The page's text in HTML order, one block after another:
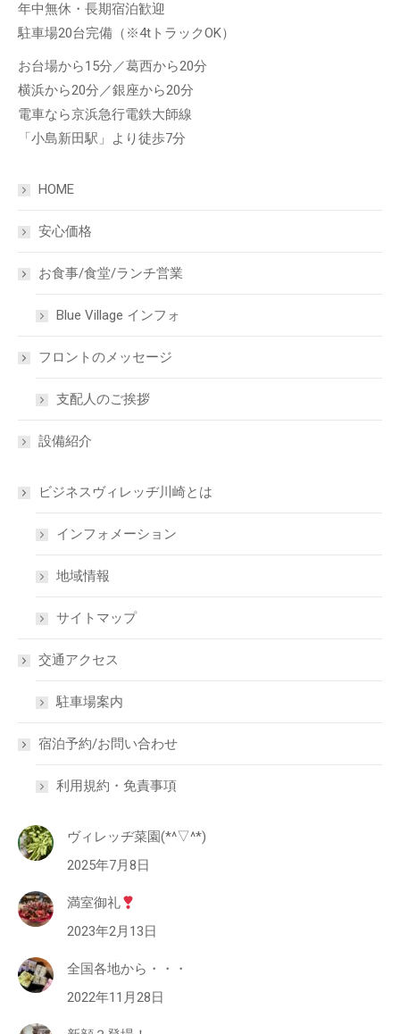
年中無休・長期宿泊歓迎
駐車場20台完備（※4tトラックOK）
お台場から15分／葛西から20分
横浜から20分／銀座から20分
電車なら京浜急行電鉄大師線
「小島新田駅」より徒歩7分
HOME
安心価格
お食事/食堂/ランチ営業
Blue Village インフォ
フロントのメッセージ
支配人のご挨拶
設備紹介
ビジネスヴィレッヂ川崎とは
インフォメーション
地域情報
サイトマップ
交通アクセス
駐車場案内
宿泊予約/お問い合わせ
利用規約・免責事項
ヴィレッヂ菜園(*^▽^*)
2025年7月8日
満室御礼
2023年2月13日
全国各地から・・・
2022年11月28日